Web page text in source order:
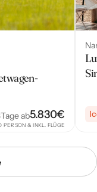
Tage ab5.830€
PERSON & INKL. FLÜGE